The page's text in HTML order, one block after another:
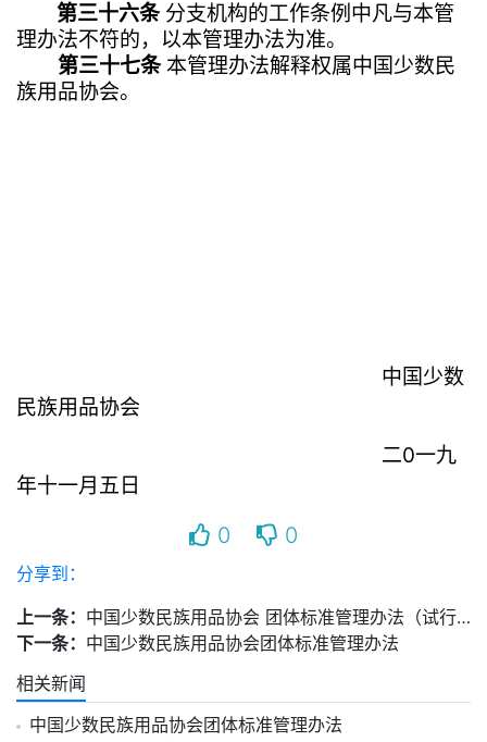
第三十六条分支机构的工作条例中凡与本管
理办法不符的，以本管理办法为准。
第三十七条本管理办法解释权属中国少数民
族用品协会。
中国少数
民族用品协会
二0一九
年十一月五日
0 0
分享到：
上一条： 中国少数民族用品协会 团体标准管理办法（试行）
下一条： 中国少数民族用品协会团体标准管理办法
相关新闻
中国少数民族用品协会团体标准管理办法